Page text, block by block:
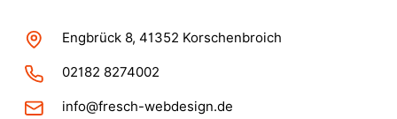
Engbrück 8, 41352 Korschenbroich
02182 8274002
info@fresch-webdesign.de